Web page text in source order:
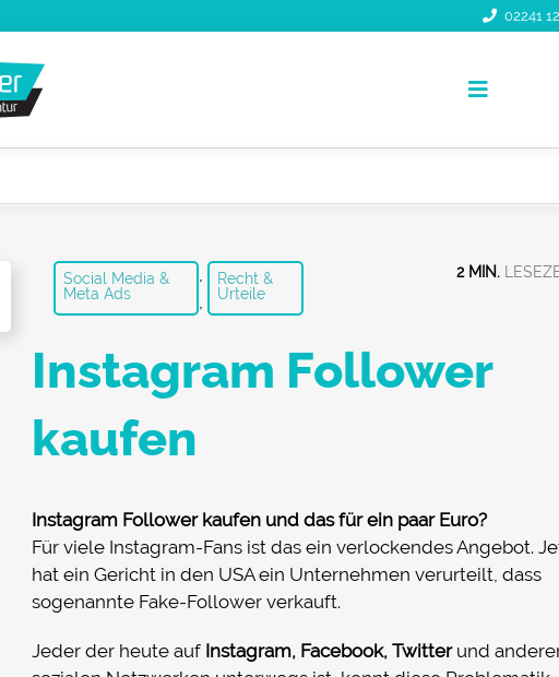
02241
Toggle
Social Media &
Meta Ads
,
,
Recht &
Urteile
2 MIN.
Instagram Follower
kaufen
Instagram Follower kaufen und das für ein paar Euro?
Für viele Instagram-Fans ist das ein verlockendes Angebot.
hat ein Gericht in den USA ein Unternehmen verurteilt, dass
sogenannte Fake-Follower verkauft.
Jeder der heute auf Instagram, Facebook, Twitterund